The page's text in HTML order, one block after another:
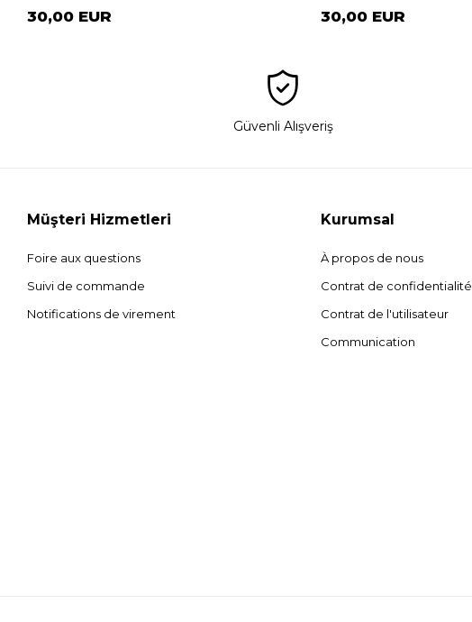
30,00 EUR 30,00 EUR
Güvenli Alışveriş
Müşteri Hizmetleri
Foire aux questions
Suivi de commande
Notifications de virement
Kurumsal
À propos de nous
Contrat de confidentialité
Contrat de l'utilisateur
Communication